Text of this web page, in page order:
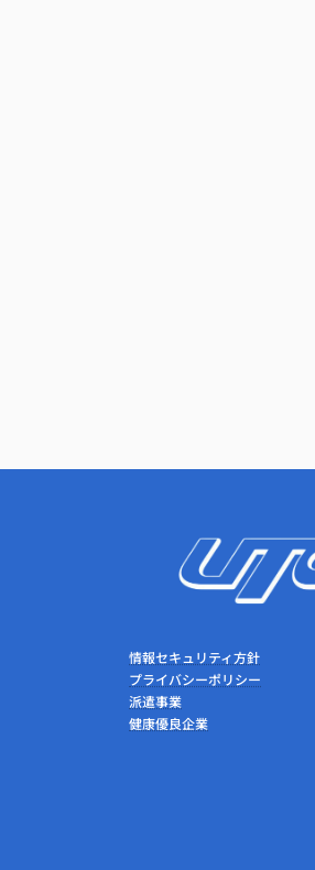
情報セキュリティ方針
プライバシーポリシー
派遣事業
健康優良企業